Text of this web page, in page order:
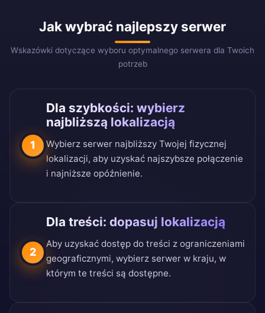
Jak wybrać najlepszy serwer
Wskazówki dotyczące wyboru optymalnego serwera dla Twoich
potrzeb
1
Dla szybkości: wybierz
najbliższą lokalizacją
Wybierz serwer najbliższy Twojej fizycznej
lokalizacji, aby uzyskać najszybsze połączenie
i najniższe opóźnienie.
2
Dla treści: dopasuj lokalizacją
Aby uzyskać dostęp do treści z ograniczeniami
geograficznymi, wybierz serwer w kraju, w
którym te treści są dostępne.